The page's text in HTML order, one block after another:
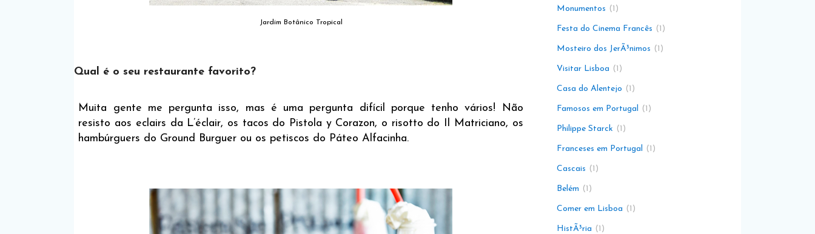
Jardim Botânico Tropical
Qual é o seu restaurante favorito?
Muita gente me pergunta isso, mas é uma pergunta difícil porque tenho vários! Não
resisto aos eclairs da L’éclair, os tacos do Pistola y Corazon, o risotto do Il Matriciano, os
hambúrguers do Ground Burguer ou os petiscos do Páteo Alfacinha.
Monumentos 1
Festa do Cinema Francês 1
Mosteiro dos JerÃ³nimos 1
Visitar Lisboa 1
Casa do Alentejo 1
Famosos em Portugal 1
Philippe Starck 1
Franceses em Portugal 1
Cascais 1
Belém 1
Comer em Lisboa 1
HistÃ³ria 1